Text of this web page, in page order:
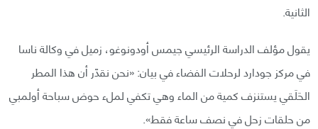
الثانية.
يقول مؤلف الدراسة الرئيسي جيمس أودونوغو، زميل في وكالة ناسا
في مركز جودارد لرحلات الفضاء في بيان: «نحن نقدّر أن هذا المطر
الحَلَقي يستنزف كمية من الماء وهي تكفي لملء حوض سباحة أولمبي
من حلقات زحل في نصف ساعة فقط».